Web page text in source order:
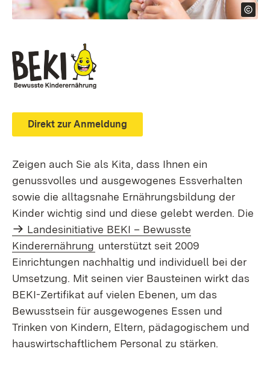
Direkt zur Anmeldung
Zeigen auch Sie als Kita, dass Ihnen ein
genussvolles und ausgewogenes Essverhalten
sowie die alltagsnahe Ernährungsbildung der
Kinder wichtig sind und diese gelebt werden. Die
Landesinitiative BEKI – Bewusste
Kinderernährung unterstützt seit 2009
Einrichtungen nachhaltig und individuell bei der
Umsetzung. Mit seinen vier Bausteinen wirkt das
BEKI-Zertifikat auf vielen Ebenen, um das
Bewusstsein für ausgewogenes Essen und
Trinken von Kindern, Eltern, pädagogischem und
hauswirtschaftlichem Personal zu stärken.